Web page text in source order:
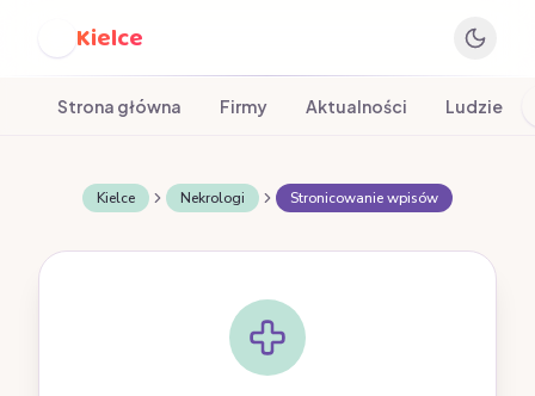
Kielce
Strona główna Firmy Aktualności Ludzie
Kielce Nekrologi Stronicowanie wpisów